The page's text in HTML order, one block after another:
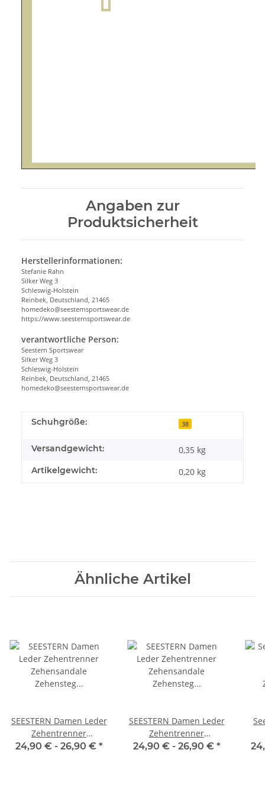
Angaben zur
Produktsicherheit
Herstellerinformationen:
Stefanie Rahn
Silker Weg 3
Schleswig-Holstein
Reinbek, Deutschland, 21465
homedeko@seesternsportswear.de
https://www.seesternsportswear.de
verantwortliche Person:
Seestern Sportswear
Silker Weg 3
Schleswig-Holstein
Reinbek, Deutschland, 21465
homedeko@seesternsportswear.de
Schuhgröße: 38
Versandgewicht: 0,35 kg
Artikelgewicht: 0,20 kg
Ähnliche Artikel
SEESTERN Damen Leder
Zehentrenner
Zehensandale
24,90 € - 26,90 € *
SEESTERN Damen Leder
Zehentrenner
Zehensandale
24,90 € - 26,90 € *